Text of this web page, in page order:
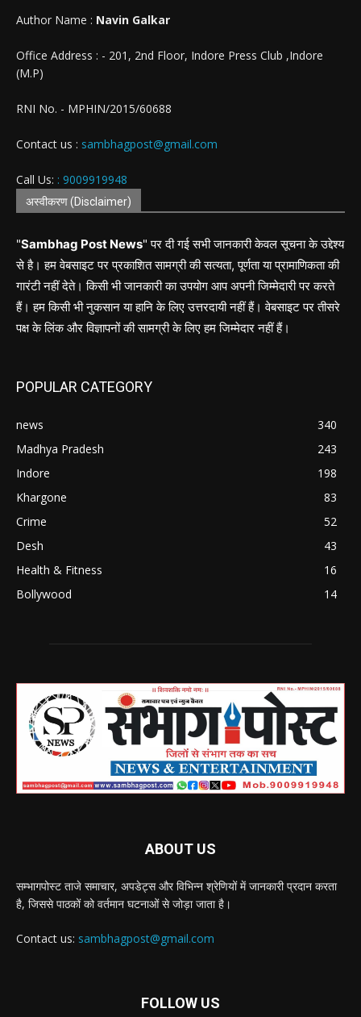
Author Name : Navin Galkar
Office Address : - 201, 2nd Floor, Indore Press Club ,Indore
(M.P)
RNI No. - MPHIN/2015/60688
Contact us : sambhagpost@gmail.com
Call Us: : 9009919948
अस्वीकरण (Disclaimer)
"Sambhag Post News" पर दी गई सभी जानकारी केवल सूचना के उद्देश्य
से है। हम वेबसाइट पर प्रकाशित सामग्री की सत्यता, पूर्णता या प्रामाणिकता की
गारंटी नहीं देते। किसी भी जानकारी का उपयोग आप अपनी जिम्मेदारी पर करते
हैं। हम किसी भी नुकसान या हानि के लिए उत्तरदायी नहीं हैं। वेबसाइट पर तीसरे
पक्ष के लिंक और विज्ञापनों की सामग्री के लिए हम जिम्मेदार नहीं हैं।
POPULAR CATEGORY
news
340
Madhya Pradesh
243
Indore
198
Khargone
83
Crime
52
Desh
43
Health & Fitness
16
Bollywood
14
ABOUT US
सम्भागपोस्ट ताजे समाचार, अपडेट्स और विभिन्न श्रेणियों में जानकारी प्रदान करता
है, जिससे पाठकों को वर्तमान घटनाओं से जोड़ा जाता है।
Contact us: sambhagpost@gmail.com
FOLLOW US